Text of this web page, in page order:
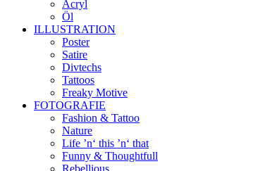
Acryl
Öl
ILLUSTRATION
Poster
Satire
Divtechs
Tattoos
Freaky Motive
FOTOGRAFIE
Fashion & Tattoo
Nature
Life ’n‘ this ’n‘ that
Funny & Thoughtfull
Rebellious